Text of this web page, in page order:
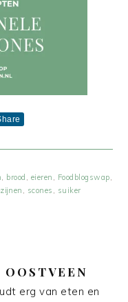
brood eieren Foodblogswap
scones suiker
erg van eten en